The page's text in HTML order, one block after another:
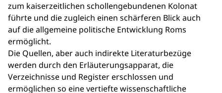
zum kaiserzeitlichen schollengebundenen Kolonat
führte und die zugleich einen schärferen Blick auch
auf die allgemeine politische Entwicklung Roms
ermöglicht.
Die Quellen, aber auch indirekte Literaturbezüge
werden durch den Erläuterungsapparat, die
Verzeichnisse und Register erschlossen und
ermöglichen so eine vertiefte wissenschaftliche